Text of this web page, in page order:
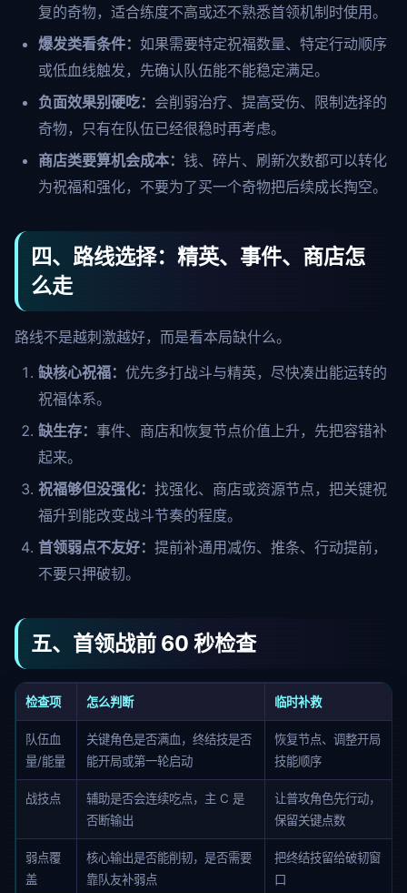
复的奇物，适合练度不高或还不熟悉首领机制时使用。
爆发类看条件： 如果需要特定祝福数量、特定行动顺序
或低血线触发，先确认队伍能不能稳定满足。
负面效果别硬吃： 会削弱治疗、提高受伤、限制选择的
奇物，只有在队伍已经很稳时再考虑。
商店类要算机会成本： 钱、碎片、刷新次数都可以转化
为祝福和强化，不要为了买一个奇物把后续成长掏空。
四、路线选择：精英、事件、商店怎
么走
路线不是越刺激越好，而是看本局缺什么。
缺核心祝福： 优先多打战斗与精英，尽快凑出能运转的
祝福体系。
缺生存： 事件、商店和恢复节点价值上升，先把容错补
起来。
祝福够但没强化： 找强化、商店或资源节点，把关键祝
福升到能改变战斗节奏的程度。
首领弱点不友好： 提前补通用减伤、推条、行动提前，
不要只押破韧。
五、首领战前 60 秒检查
检查项 怎么判断 临时补救
队伍血
量/能量
关键角色是否满血，终结技是否
能开局或第一轮启动
恢复节点、调整开局
技能顺序
战技点
辅助是否会连续吃点，主 C 是
否断输出
让普攻角色先行动，
保留关键点数
弱点覆
盖
核心输出是否能削韧，是否需要
靠队友补弱点
把终结技留给破韧窗
口